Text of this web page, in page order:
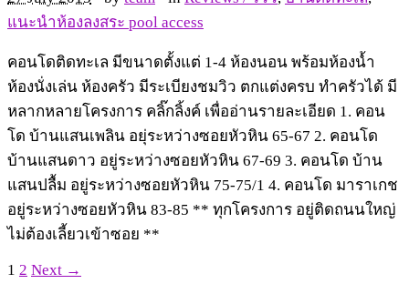
แนะนำห้องลงสระ pool access
คอนโดติดทะเล มีขนาดตั้งแต่ 1-4 ห้องนอน พร้อมห้องน้ำ
ห้องนั่งเล่น ห้องครัว มีระเบียงชมวิว ตกแต่งครบ ทำครัวได้ มี
หลากหลายโครงการ คลิ๊กลิ้งค์ เพื่ออ่านรายละเอียด 1. คอน
โด บ้านแสนเพลิน อยุ่ระหว่างซอยหัวหิน 65-67 2. คอนโด
บ้านแสนดาว อยู่ระหว่างซอยหัวหิน 67-69 3. คอนโด บ้าน
แสนปลื้ม อยู่ระหว่างซอยหัวหิน 75-75/1 4. คอนโด มาราเกช
อยู่ระหว่างซอยหัวหิน 83-85 ** ทุกโครงการ อยู่ติดถนนใหญ่
ไม่ต้องเลี้ยวเข้าซอย **
1 2 Next →